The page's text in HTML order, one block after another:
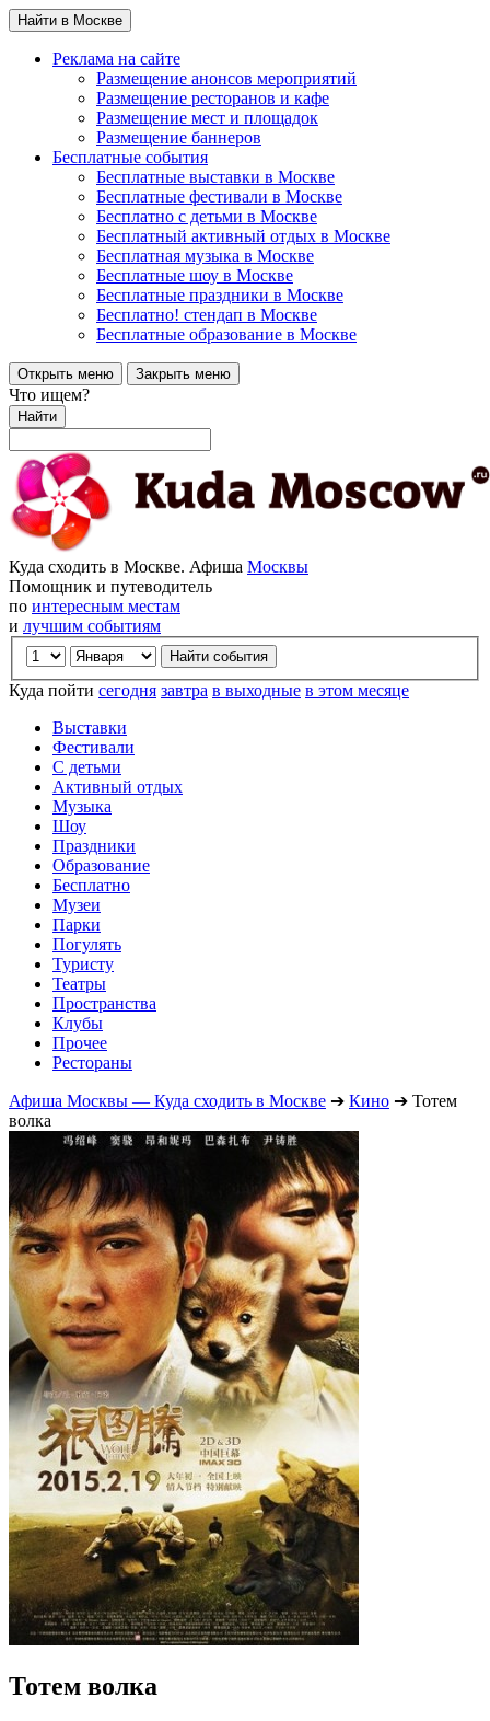
Найти в Москве
Реклама на сайте
Размещение анонсов мероприятий
Размещение ресторанов и кафе
Размещение мест и площадок
Размещение баннеров
Бесплатные события
Бесплатные выставки в Москве
Бесплатные фестивали в Москве
Бесплатно с детьми в Москве
Бесплатный активный отдых в Москве
Бесплатная музыка в Москве
Бесплатные шоу в Москве
Бесплатные праздники в Москве
Бесплатно! стендап в Москве
Бесплатные образование в Москве
Открыть меню Закрыть меню
Что ищем?
Найти
Куда сходить в Москве. Афиша Москвы
Помощник и путеводитель
по интересным местам
и лучшим событиям
Куда пойти сегодня завтра в выходные в этом месяце
Выставки
Фестивали
С детьми
Активный отдых
Музыка
Шоу
Праздники
Образование
Бесплатно
Музеи
Парки
Погулять
Туристу
Театры
Пространства
Клубы
Прочее
Рестораны
Афиша Москвы — Куда сходить в Москве ➔ Кино ➔ Тотем
волка
Тотем волка